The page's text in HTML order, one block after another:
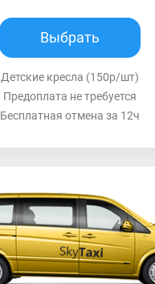
Выбрать
Детские кресла (150р/шт)
Предоплата не требуется
Бесплатная отмена за 12ч